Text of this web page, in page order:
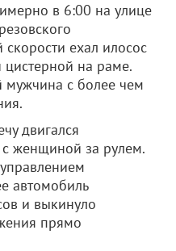
в 6:00 на улице
ехал илосос
на раме.
мужчина с более чем
двигался
женщиной за рулем.
автомобиль
и выкинуло
прямо